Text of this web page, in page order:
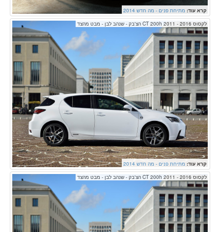
קרא עוד: מתיחת פנים - מה חדש 2014
לקסוס CT 200h 2011 - 2016 הצ'בק - שנהב לבן - מבט מהצד
קרא עוד: מתיחת פנים - מה חדש 2014
לקסוס CT 200h 2011 - 2016 הצ'בק - שנהב לבן - מבט מהצד